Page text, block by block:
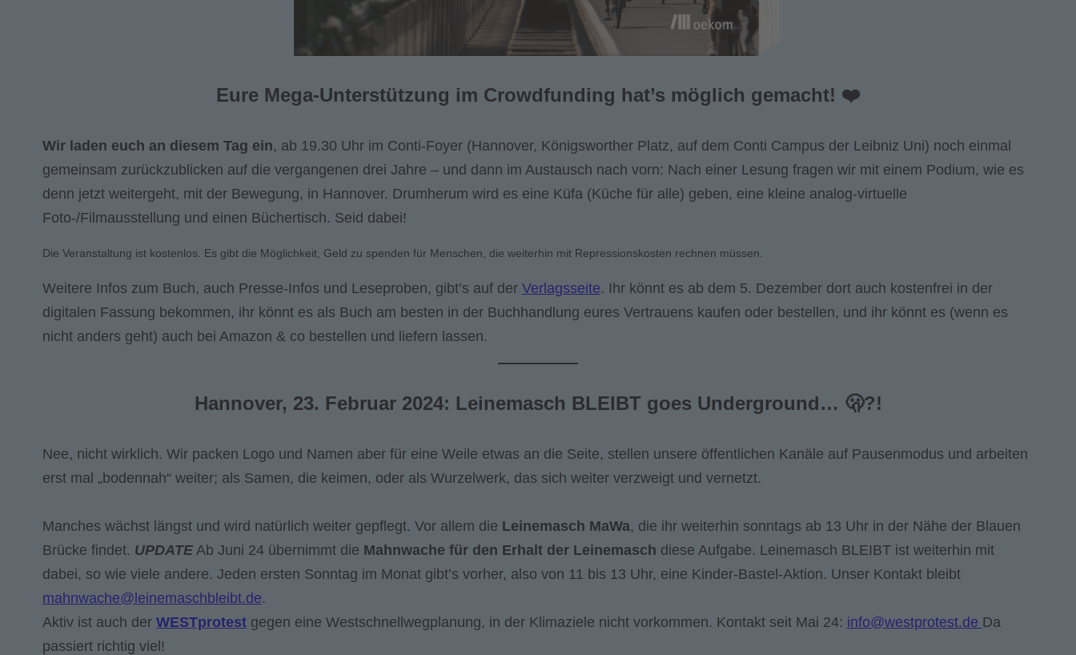
Eure Mega-Unterstützung im Crowdfunding hat’s möglich gemacht! ❤️
Wir laden euch an diesem Tag ein, ab 19.30 Uhr im Conti-Foyer (Hannover, Königsworther Platz, auf dem Conti Campus der Leibniz Uni) noch einmal
gemeinsam zurückzublicken auf die vergangenen drei Jahre – und dann im Austausch nach vorn: Nach einer Lesung fragen wir mit einem Podium, wie es
denn jetzt weitergeht, mit der Bewegung, in Hannover. Drumherum wird es eine Küfa (Küche für alle) geben, eine kleine analog-virtuelle
Foto-/Filmausstellung und einen Büchertisch. Seid dabei!
Die Veranstaltung ist kostenlos. Es gibt die Möglichkeit, Geld zu spenden für Menschen, die weiterhin mit Repressionskosten rechnen müssen.
Weitere Infos zum Buch, auch Presse-Infos und Leseproben, gibt’s auf der Verlagsseite. Ihr könnt es ab dem 5. Dezember dort auch kostenfrei in der
digitalen Fassung bekommen, ihr könnt es als Buch am besten in der Buchhandlung eures Vertrauens kaufen oder bestellen, und ihr könnt es (wenn es
nicht anders geht) auch bei Amazon & co bestellen und liefern lassen.
Hannover, 23. Februar 2024: Leinemasch BLEIBT goes Underground… 🫢?!
Nee, nicht wirklich. Wir packen Logo und Namen aber für eine Weile etwas an die Seite, stellen unsere öffentlichen Kanäle auf Pausenmodus und arbeiten
erst mal „bodennah“ weiter; als Samen, die keimen, oder als Wurzelwerk, das sich weiter verzweigt und vernetzt.
Manches wächst längst und wird natürlich weiter gepflegt. Vor allem die Leinemasch MaWa, die ihr weiterhin sonntags ab 13 Uhr in der Nähe der Blauen
Brücke findet. UPDATEAb Juni 24 übernimmt die Mahnwache für den Erhalt der Leinemasch diese Aufgabe. Leinemasch BLEIBT ist weiterhin mit
dabei, so wie viele andere. Jeden ersten Sonntag im Monat gibt’s vorher, also von 11 bis 13 Uhr, eine Kinder-Bastel-Aktion. Unser Kontakt bleibt
mahnwache@leinemaschbleibt.de.
Aktiv ist auch der WESTprotestgegen eine Westschnellwegplanung, in der Klimaziele nicht vorkommen. Kontakt seit Mai 24: info@westprotest.de Da
passiert richtig viel!